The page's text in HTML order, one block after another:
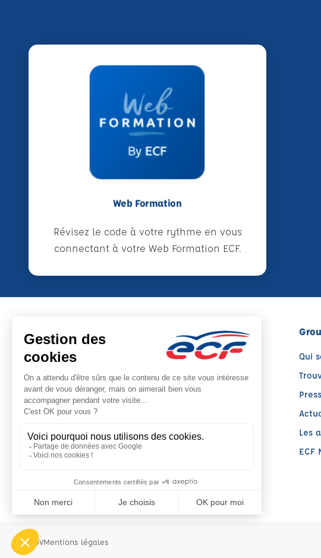
Web Formation
Révisez le code à votre rythme en vous
connectant à votre Web Formation ECF.
Note : 4.74/5
Moyenne calculée sur 19166 avis
Qui
Les
ECF
CGVMentions légales